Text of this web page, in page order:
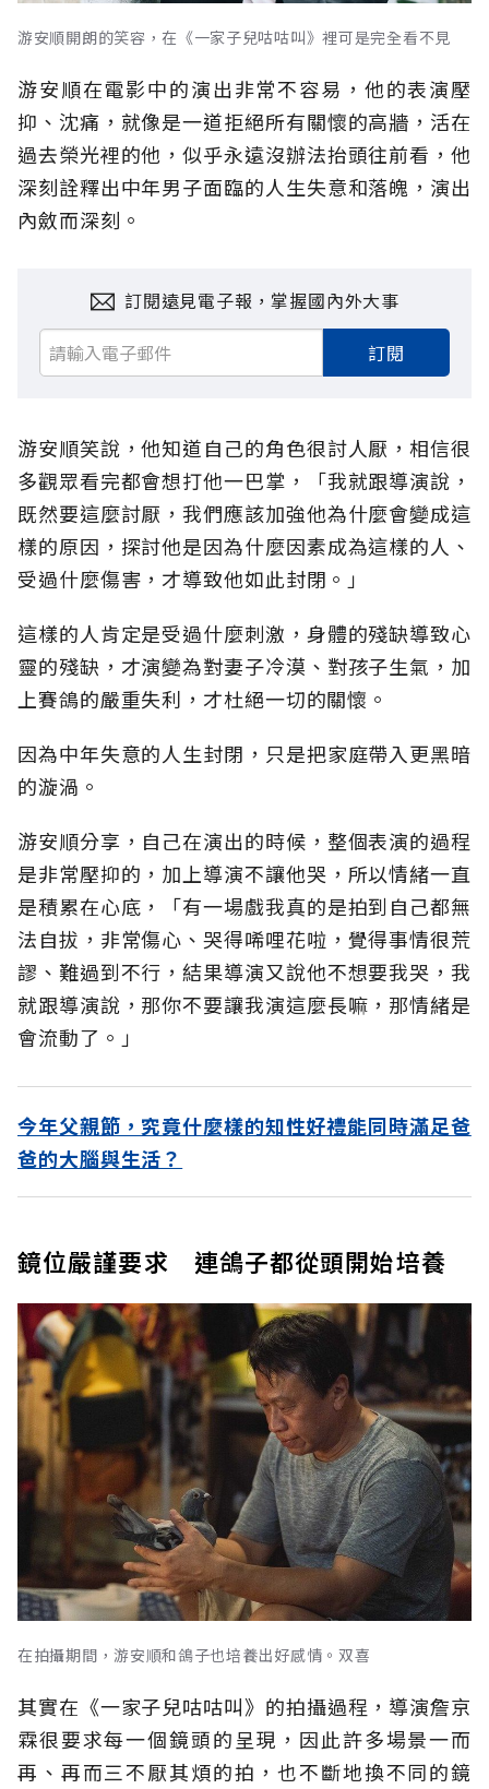
游安順開朗的笑容，在《一家子兒咕咕叫》裡可是完全看不見
游安順在電影中的演出非常不容易，他的表演壓
抑、沈痛，就像是一道拒絕所有關懷的高牆，活在
過去榮光裡的他，似乎永遠沒辦法抬頭往前看，他
深刻詮釋出中年男子面臨的人生失意和落魄，演出
內斂而深刻。
訂閱遠見電子報，掌握國內外大事
訂閱
游安順笑說，他知道自己的角色很討人厭，相信很
多觀眾看完都會想打他一巴掌，「我就跟導演說，
既然要這麼討厭，我們應該加強他為什麼會變成這
樣的原因，探討他是因為什麼因素成為這樣的人、
受過什麼傷害，才導致他如此封閉。」
這樣的人肯定是受過什麼刺激，身體的殘缺導致心
靈的殘缺，才演變為對妻子冷漠、對孩子生氣，加
上賽鴿的嚴重失利，才杜絕一切的關懷。
因為中年失意的人生封閉，只是把家庭帶入更黑暗
的漩渦。
游安順分享，自己在演出的時候，整個表演的過程
是非常壓抑的，加上導演不讓他哭，所以情緒一直
是積累在心底，「有一場戲我真的是拍到自己都無
法自拔，非常傷心、哭得唏哩花啦，覺得事情很荒
謬、難過到不行，結果導演又說他不想要我哭，我
就跟導演說，那你不要讓我演這麼長嘛，那情緒是
會流動了。」
今年父親節，究竟什麼樣的知性好禮能同時滿足爸
爸的大腦與生活？
鏡位嚴謹要求 連鴿子都從頭開始培養
在拍攝期間，游安順和鴿子也培養出好感情。双喜
其實在《一家子兒咕咕叫》的拍攝過程，導演詹京
霖很要求每一個鏡頭的呈現，因此許多場景一而
再、再而三不厭其煩的拍，也不斷地換不同的鏡